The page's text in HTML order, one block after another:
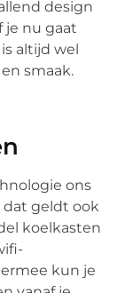
design
je nu gaat
altijd wel
smaak.
ons
dat geldt ook
koelkasten
kun je